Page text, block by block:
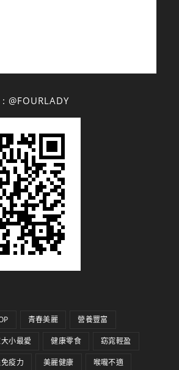
@FOURLADY
青春美麗 營養豐富
小最愛 健康零食 窈窕輕盈
疫力 美麗健康 喉嚨不適